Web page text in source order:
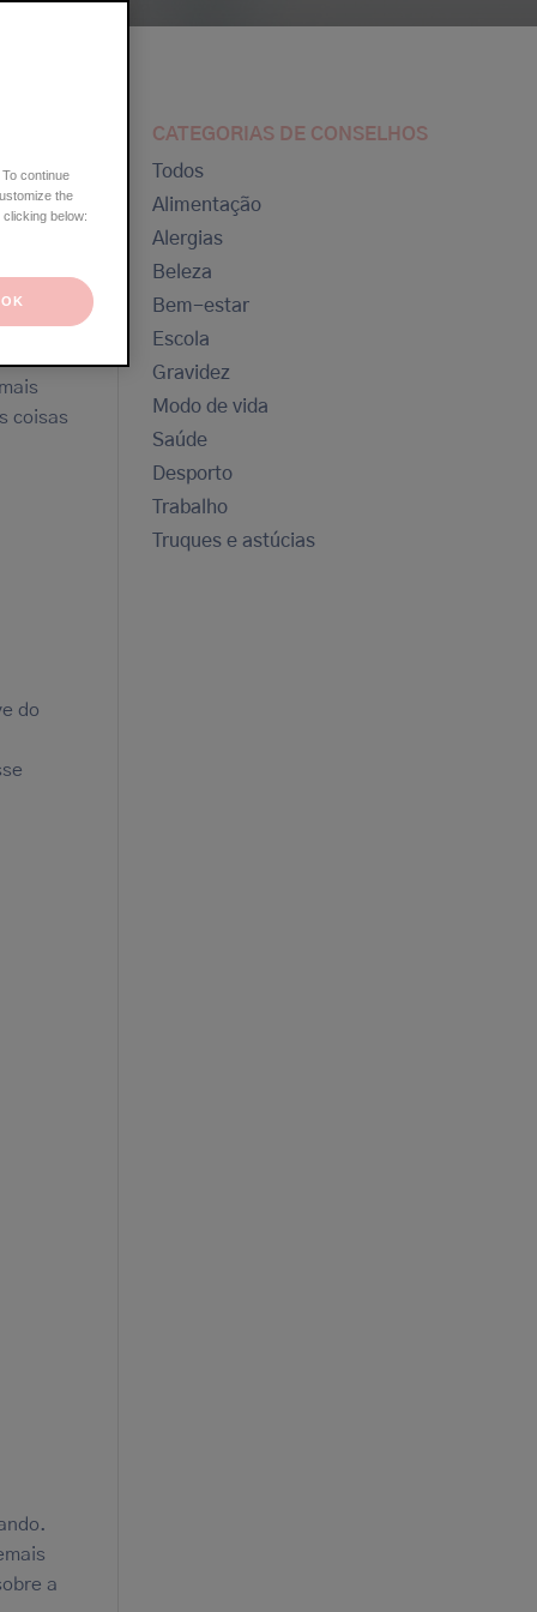
coisas
do
a
CATEGORIAS DE CONSELHOS
Todos
Alimentação
Alergias
Beleza
Bem-estar
Escola
Gravidez
Modo de vida
Saúde
Desporto
Trabalho
Truques e astúcias
continue
the
below:
OK